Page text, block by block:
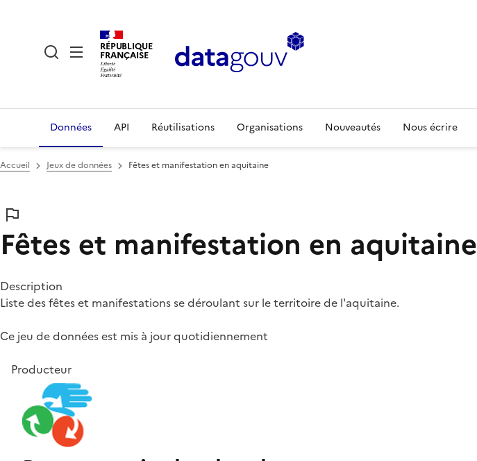
RÉPUBLIQUE
FRANÇAISE
Données API Réutilisations Organisations Nouveautés Nous écrire
Accueil Jeux de données Fêtes et manifestation en aquitaine
Fêtes et manifestation en aquitaine
Description
Liste des fêtes et manifestations se déroulant sur le territoire de l'aquitaine.
Ce jeu de données est mis à jour quotidiennement
Producteur